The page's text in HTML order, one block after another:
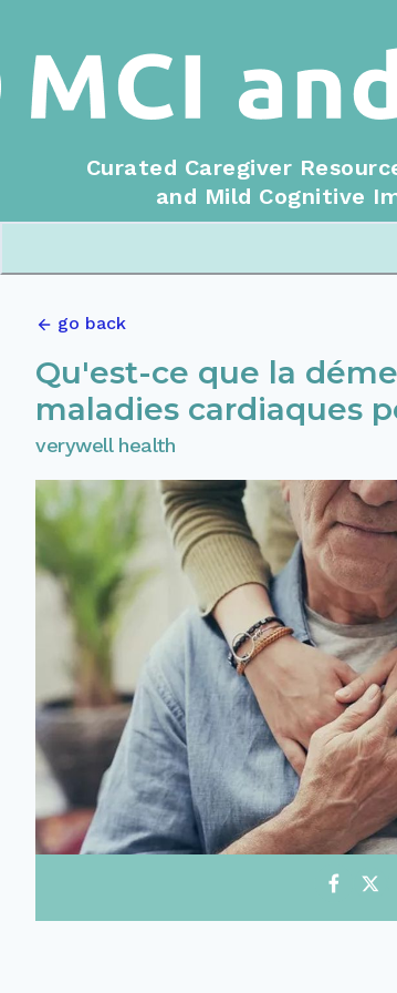
Curated Caregiver
and Mild Cognitive
go back
Qu'est-ce que la
maladies cardiaques
verywell health